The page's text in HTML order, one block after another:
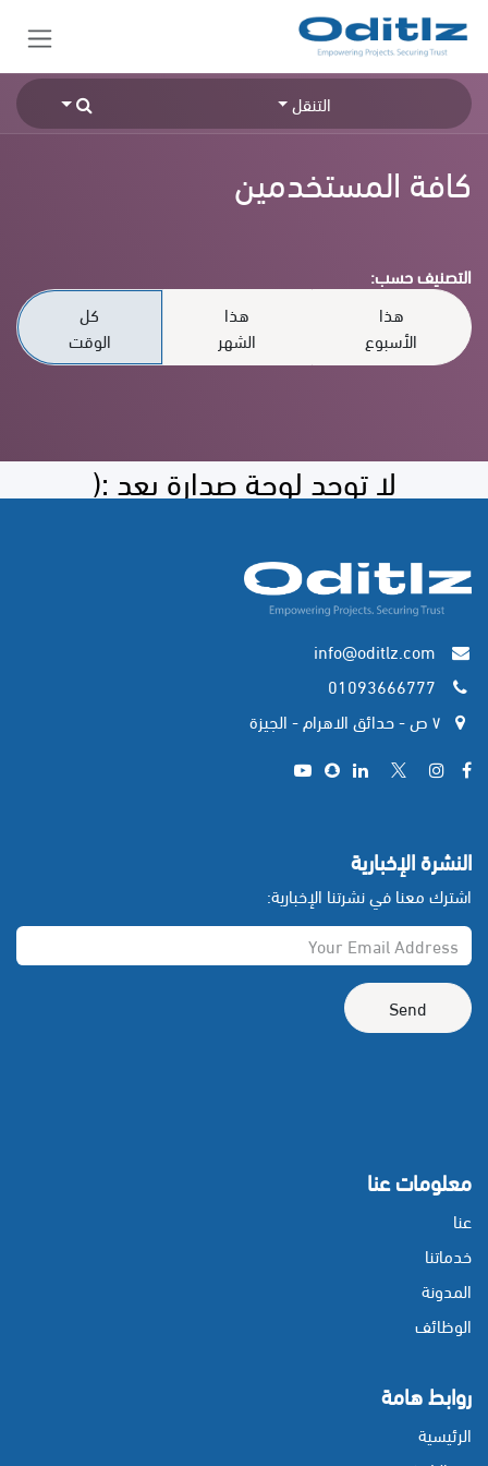
تخطي للذهاب إلى المحتوى
التنقل
كافة المستخدمين
التصنيف حسب:
هذا
الأسبوع
هذا
الشهر
كل
الوقت
لا توجد لوحة صدارة بعد :(
info@oditlz.com
01093666777
٧ ص - حدائق الاهرام - الجيزة
النشرة الإخبارية
اشترك معنا في نشرتنا الإخبارية:
Send
معلومات عنا
عنا
خدماتنا
المدونة
الوظائف
روابط هامة
الرئيسية